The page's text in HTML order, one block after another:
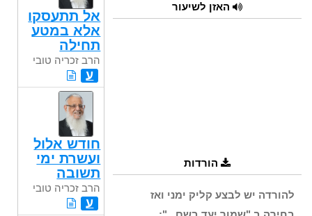
האזן לשיעור
הורדות
להורדה יש לבצע קליק ימני ואז
אל תתעסקו
אלא במטע
תחילה
הרב זכריה טובי
ע
חודש אלול
ועשרת ימי
תשובה
הרב זכריה טובי
ע